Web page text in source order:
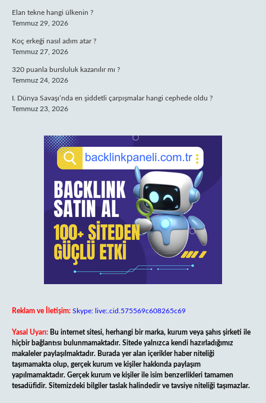
Elan tekne hangi ülkenin ?
Temmuz 29, 2026
Koç erkeği nasıl adım atar ?
Temmuz 27, 2026
320 puanla bursluluk kazanılır mı ?
Temmuz 24, 2026
I. Dünya Savaşı’nda en şiddetli çarpışmalar hangi cephede oldu ?
Temmuz 23, 2026
Reklam ve İletişim: Skype: live:.cid.575569c608265c69
Yasal Uyarı: Bu internet sitesi, herhangi bir marka, kurum veya şahıs şirketi ile
hiçbir bağlantısı bulunmamaktadır. Sitede yalnızca kendi hazırladığımız
makaleler paylaşılmaktadır. Burada yer alan içerikler haber niteliği
taşımamakta olup, gerçek kurum ve kişiler hakkında paylaşım
yapılmamaktadır. Gerçek kurum ve kişiler ile isim benzerlikleri tamamen
tesadüfidir. Sitemizdeki bilgiler taslak halindedir ve tavsiye niteliği taşımazlar.